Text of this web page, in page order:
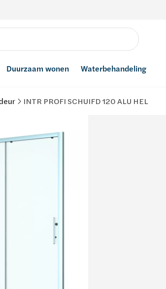
Duurzaam wonen Waterbehandeling
INTR PROFI SCHUIFD 120 ALU HEL